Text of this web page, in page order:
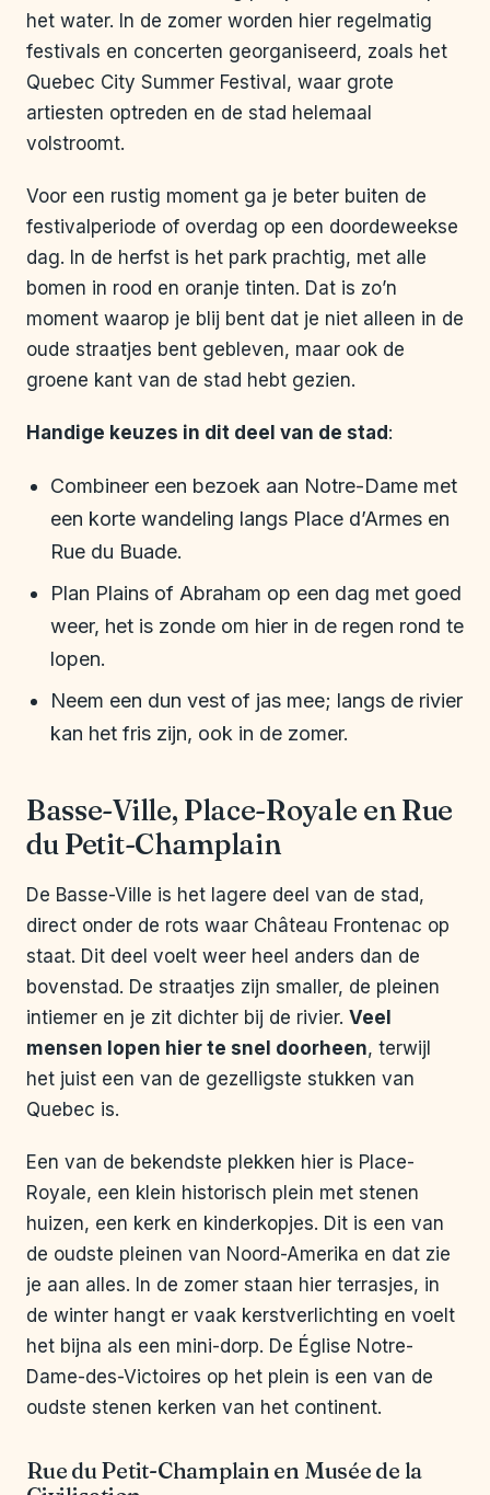
het water. In de zomer worden hier regelmatig
festivals en concerten georganiseerd, zoals het
Quebec City Summer Festival, waar grote
artiesten optreden en de stad helemaal
volstroomt.
Voor een rustig moment ga je beter buiten de
festivalperiode of overdag op een doordeweekse
dag. In de herfst is het park prachtig, met alle
bomen in rood en oranje tinten. Dat is zo’n
moment waarop je blij bent dat je niet alleen in de
oude straatjes bent gebleven, maar ook de
groene kant van de stad hebt gezien.
Handige keuzes in dit deel van de stad :
Combineer een bezoek aan Notre-Dame met
een korte wandeling langs Place d’Armes en
Rue du Buade.
Plan Plains of Abraham op een dag met goed
weer, het is zonde om hier in de regen rond te
lopen.
Neem een dun vest of jas mee; langs de rivier
kan het fris zijn, ook in de zomer.
Basse-Ville, Place-Royale en Rue
du Petit-Champlain
De Basse-Ville is het lagere deel van de stad,
direct onder de rots waar Château Frontenac op
staat. Dit deel voelt weer heel anders dan de
bovenstad. De straatjes zijn smaller, de pleinen
intiemer en je zit dichter bij de rivier. Veel
mensen lopen hier te snel doorheen, terwijl
het juist een van de gezelligste stukken van
Quebec is.
Een van de bekendste plekken hier is Place-
Royale, een klein historisch plein met stenen
huizen, een kerk en kinderkopjes. Dit is een van
de oudste pleinen van Noord-Amerika en dat zie
je aan alles. In de zomer staan hier terrasjes, in
de winter hangt er vaak kerstverlichting en voelt
het bijna als een mini-dorp. De Église Notre-
Dame-des-Victoires op het plein is een van de
oudste stenen kerken van het continent.
Rue du Petit-Champlain en Musée de la